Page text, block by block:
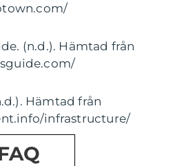
(n.d.). Hämtad från
Hämtad från
infrastructure/